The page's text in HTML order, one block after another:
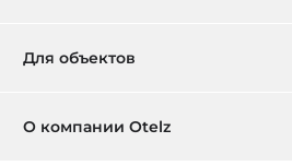
генератор
Рабочее место
Подарочная карта
Для объектов
Добавьте ваш отель
О компании Otelz